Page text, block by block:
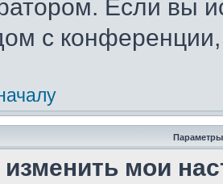
Если вы
с
Параметры
мои